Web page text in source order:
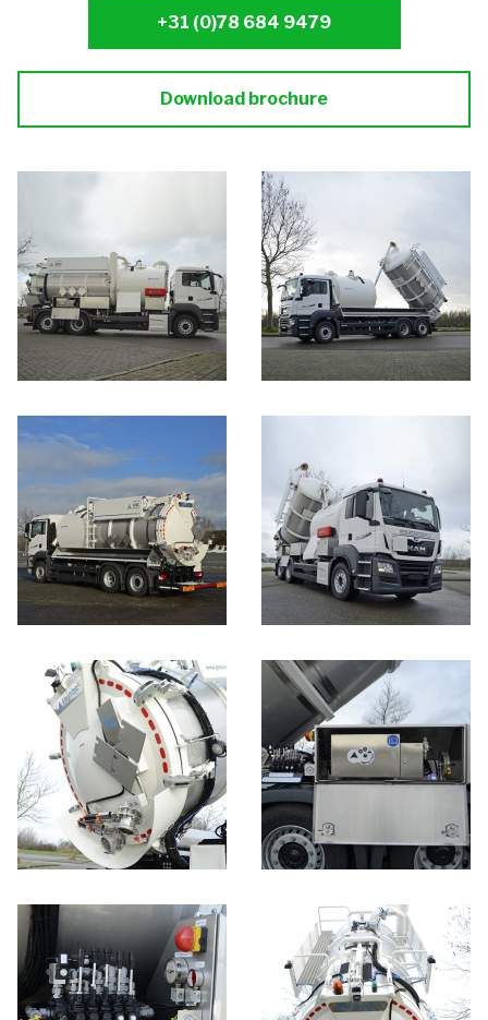
+31 (0)78 684 9479
Download brochure